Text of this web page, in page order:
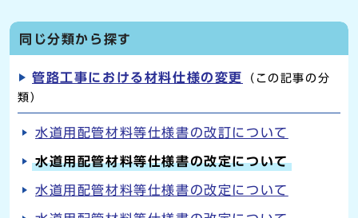
同じ分類から探す
管路工事における材料仕様の変更
（この記事の分
類）
水道用配管材料等仕様書の改訂について
水道用配管材料等仕様書の改定について
水道用配管材料等仕様書の改定について